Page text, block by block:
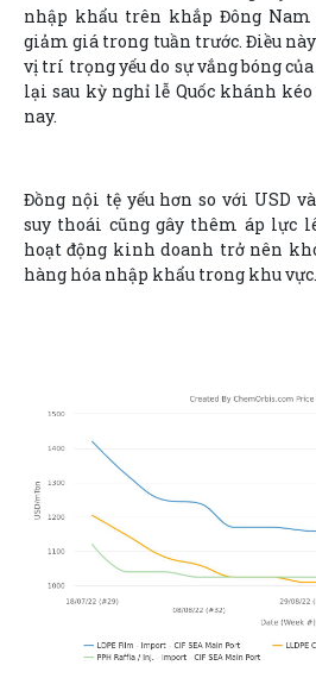
nhập khẩu trên khắp Đông
giảm giá trong tuần trước. Điều
vị trí trọng yếu do sự vắng bóng
lại sau kỳ nghỉ lễ Quốc khánh
nay.
Đồng nội tệ yếu hơn so với USD
suy thoái cũng gây thêm áp lực
hoạt động kinh doanh trở nên
hàng hóa nhập khẩu trong khu vực.